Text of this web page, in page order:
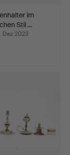
im
Stil …
Dez 2023